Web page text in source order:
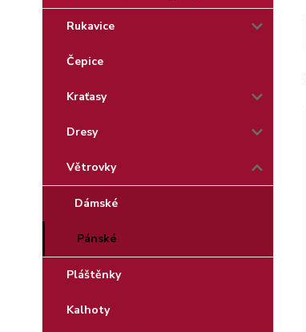
Rukavice
Čepice
Kraťasy
Dresy
Větrovky
Dámské
Pánské
Pláštěnky
Kalhoty